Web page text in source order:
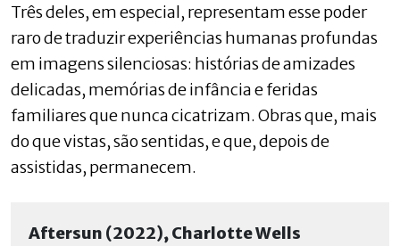
Três deles, em especial, representam esse poder
raro de traduzir experiências humanas profundas
em imagens silenciosas: histórias de amizades
delicadas, memórias de infância e feridas
familiares que nunca cicatrizam. Obras que, mais
do que vistas, são sentidas, e que, depois de
assistidas, permanecem.
Aftersun (2022), Charlotte Wells